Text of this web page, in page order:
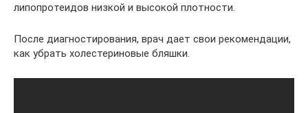
липопротеидов низкой и высокой плотности.
После диагностирования, врач дает свои рекомендации,
как убрать холестериновые бляшки.